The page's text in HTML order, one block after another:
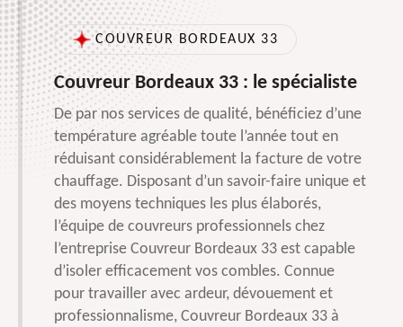
COUVREUR BORDEAUX 33
Couvreur Bordeaux 33 : le spécialiste
De par nos services de qualité, bénéficiez d’une
température agréable toute l’année tout en
réduisant considérablement la facture de votre
chauffage. Disposant d’un savoir-faire unique et
des moyens techniques les plus élaborés,
l’équipe de couvreurs professionnels chez
l’entreprise Couvreur Bordeaux 33 est capable
d’isoler efficacement vos combles. Connue
pour travailler avec ardeur, dévouement et
professionnalisme, Couvreur Bordeaux 33 à